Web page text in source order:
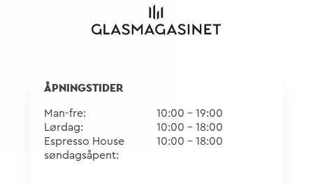
ÅPNINGSTIDER
Man-fre:
10:00 - 19:00
Lørdag:
10:00 - 18:00
Espresso House
søndagsåpent:
10:00 - 18:00